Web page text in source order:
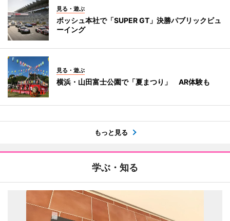
見る・遊ぶ
ボッシュ本社で「SUPER GT」決勝パブリックビュ
ーイング
見る・遊ぶ
横浜・山田富士公園で「夏まつり」 AR体験も
もっと見る
学ぶ・知る